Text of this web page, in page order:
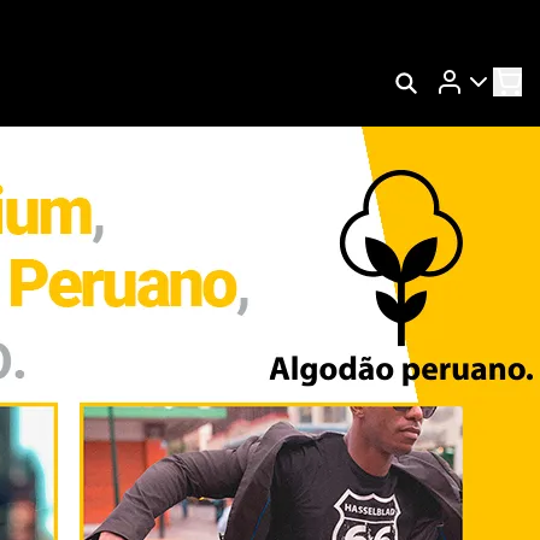
Rastrear Meu Pedido
Trocar Meu Pedido
Avaliar Meu Pedido